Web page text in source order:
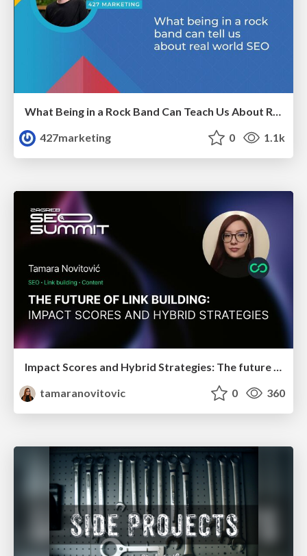
What Being in a Rock Band Can Teach Us About Real World SEO
427marketing
0 1.1k
tamaranovitovic
0 360